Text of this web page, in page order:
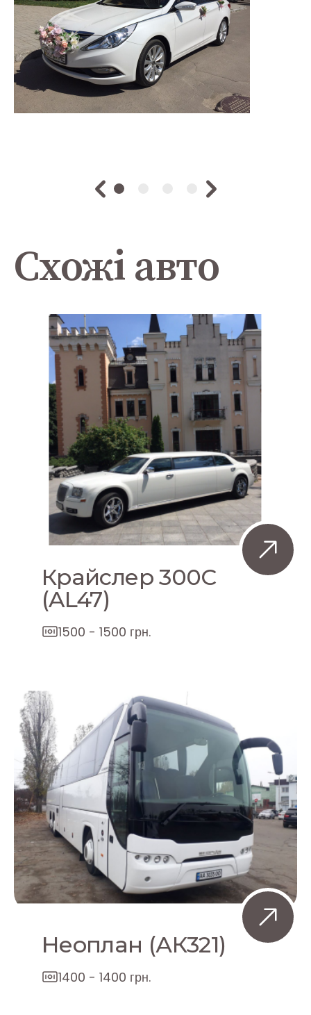
Схожі авто
Крайслер 300C
(AL47)
1500 - 1500 грн.
Неоплан (АК321)
1400 - 1400 грн.